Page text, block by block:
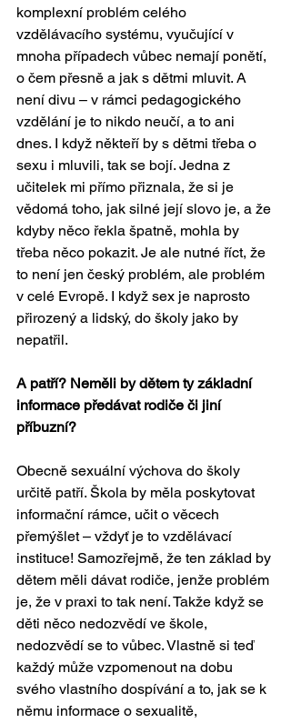
komplexní problém celého
vzdělávacího systému, vyučující v
mnoha případech vůbec nemají ponětí,
o čem přesně a jak s dětmi mluvit. A
není divu – v rámci pedagogického
vzdělání je to nikdo neučí, a to ani
dnes. I když někteří by s dětmi třeba o
sexu i mluvili, tak se bojí. Jedna z
učitelek mi přímo přiznala, že si je
vědomá toho, jak silné její slovo je, a že
kdyby něco řekla špatně, mohla by
třeba něco pokazit. Je ale nutné říct, že
to není jen český problém, ale problém
v celé Evropě. I když sex je naprosto
přirozený a lidský, do školy jako by
nepatřil.
A patří? Neměli by dětem ty základní
informace předávat rodiče či jiní
příbuzní?
Obecně sexuální výchova do školy
určitě patří. Škola by měla poskytovat
informační rámce, učit o věcech
přemýšlet – vždyť je to vzdělávací
instituce! Samozřejmě, že ten základ by
dětem měli dávat rodiče, jenže problém
je, že v praxi to tak není. Takže když se
děti něco nedozvědí ve škole,
nedozvědí se to vůbec. Vlastně si teď
každý může vzpomenout na dobu
svého vlastního dospívání a to, jak se k
němu informace o sexualitě,